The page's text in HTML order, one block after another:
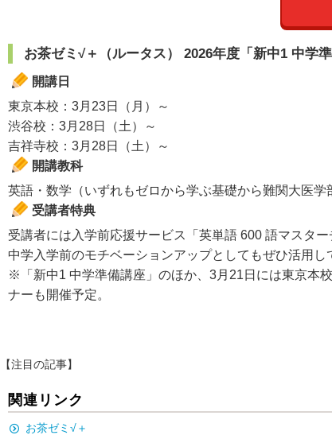
お茶ゼミ√＋（ルータス） 2026年度「新中1 中学
開講日
東京本校：3月23日（月）～
渋谷校：3月28日（土）～
吉祥寺校：3月28日（土）～
開講教科
英語・数学（いずれもゼロから学ぶ基礎から難関大医
受講者特典
受講者には入学前応援サービス「英単語 600 語マスター
中学入学前のモチベーションアップとしてもぜひ活用し
※「新中1 中学準備講座」のほか、3月21日には東京本
ナーも開催予定。
【注目の記事】
関連リンク
お茶ゼミ√＋